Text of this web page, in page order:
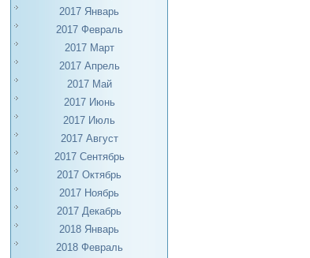
2017 Январь
2017 Февраль
2017 Март
2017 Апрель
2017 Май
2017 Июнь
2017 Июль
2017 Август
2017 Сентябрь
2017 Октябрь
2017 Ноябрь
2017 Декабрь
2018 Январь
2018 Февраль